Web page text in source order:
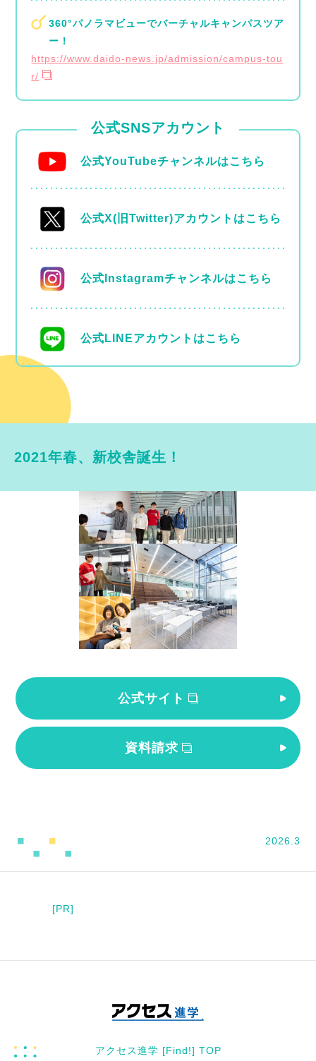
360°パノラマビューでバーチャルキャンパスツア
ー！
https://www.daido-news.jp/admission/campus-tou
r/
公式SNSアカウント
公式YouTubeチャンネルはこちら
公式X(旧Twitter)アカウントはこちら
公式Instagramチャンネルはこちら
公式LINEアカウントはこちら
2021年春、新校舎誕生！
公式サイト
資料請求
2026.3
[PR]
アクセス進学 [Find!] TOP